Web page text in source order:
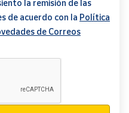
la remisión de las
de acuerdo con la Política
de Correos